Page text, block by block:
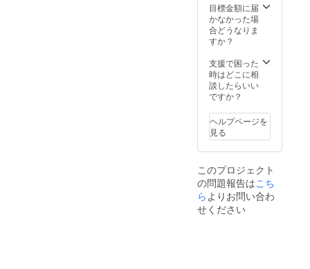
目標金額に届
かなかった場
合どうなりま
すか？
支援で困った
時はどこに相
談したらいい
ですか？
ヘルプページを
見る
このプロジェクト
の問題報告はこち
ら よりお問い合わ
せください